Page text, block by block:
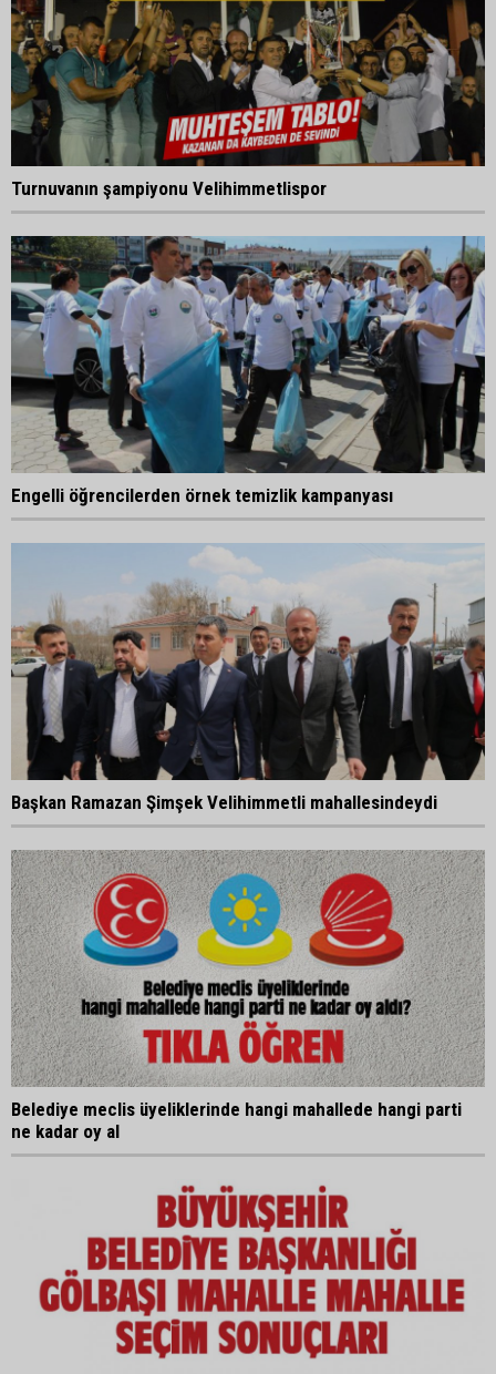
Turnuvanın şampiyonu Velihimmetlispor
Engelli öğrencilerden örnek temizlik kampanyası
Başkan Ramazan Şimşek Velihimmetli mahallesindeydi
Belediye meclis üyeliklerinde hangi mahallede hangi parti
ne kadar oy al